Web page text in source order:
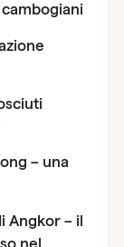
– una
Angkor – il
nel